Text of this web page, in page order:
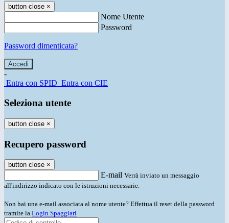
button close ×
Nome Utente
Password
Password dimenticata?
-
Entra con SPID Entra con CIE
Seleziona utente
button close ×
Recupero password
button close ×
E-mail Verrà inviato un messaggio
all'indirizzo indicato con le istruzioni necessarie.
Non hai una e-mail associata al nome utente? Effettua il reset della password
tramite la Login Spaggiari